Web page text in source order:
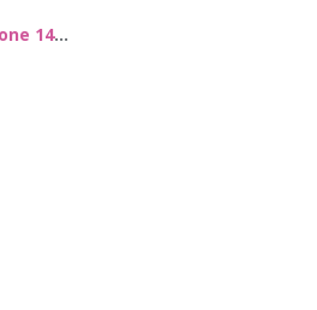
Astuces pour recharger votre iPhone 14 sans le chargeur officiel